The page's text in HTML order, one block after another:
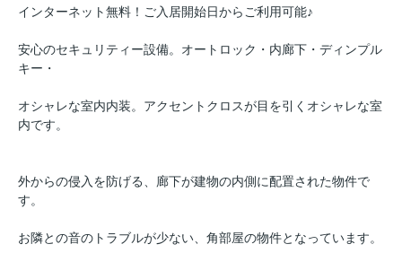
インターネット無料！ご入居開始日からご利用可能♪
安心のセキュリティー設備。オートロック・内廊下・ディンプル
キー・
オシャレな室内内装。アクセントクロスが目を引くオシャレな室
内です。
外からの侵入を防げる、廊下が建物の内側に配置された物件で
す。
お隣との音のトラブルが少ない、角部屋の物件となっています。